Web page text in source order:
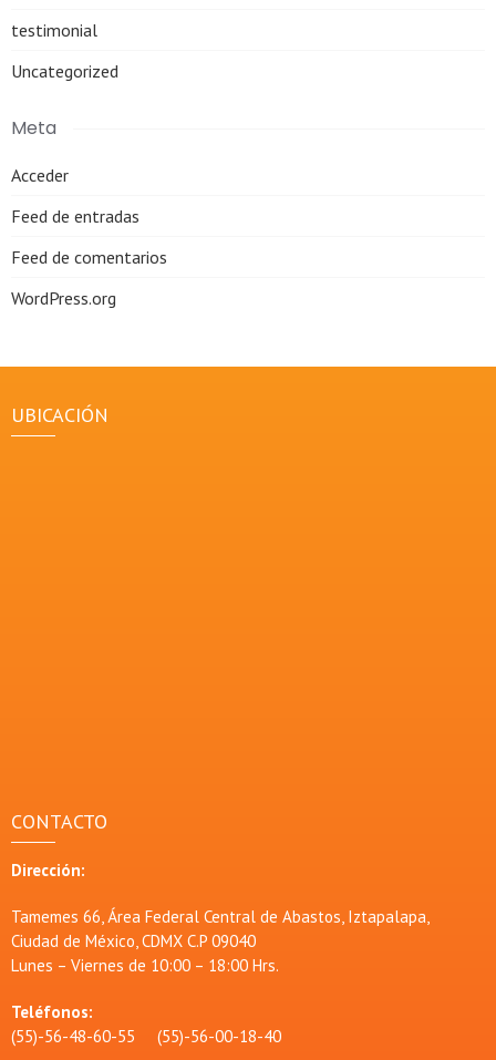
testimonial
Uncategorized
Meta
Acceder
Feed de entradas
Feed de comentarios
WordPress.org
UBICACIÓN
CONTACTO
Dirección:
Tamemes 66, Área Federal Central de Abastos, Iztapalapa,
Ciudad de México, CDMX C.P 09040
Lunes – Viernes de 10:00 – 18:00 Hrs.
Teléfonos:
(55)-56-48-60-55 (55)-56-00-18-40